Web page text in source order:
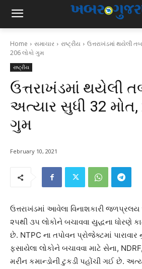
Home સમાચાર રાષ્ટ્રીય
ઉત્તરાખંડમાં થયેલી
206 લોકો ગુમ
રાષ્ટ્રીય
ઉત્તરાખંડમાં થયેલી
અત્યાર સુધી 32 મોત,
ગુમ
February 10, 2021
ઉત્તરાખંડમાં આવેલા વિનાશકારી
૨૫થી ૩૫ લોકોને બચાવવા યુદ્ધના ધોરણે
છે. NTPC ના તપોવન પ્રોજેક્ટમાં
ફસાયેલા લોકોને બચાવવા માટે સેના,
મરીન કમાન્ડોની ટુકડી પહોંચી ગઈ છે.